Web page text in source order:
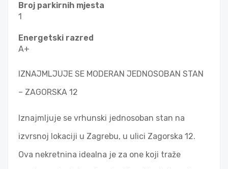
Broj parkirnih mjesta
1
Energetski razred
A+
IZNAJMLJUJE SE MODERAN JEDNOSOBAN STAN
– ZAGORSKA 12
Iznajmljuje se vrhunski jednosoban stan na
izvrsnoj lokaciji u Zagrebu, u ulici Zagorska 12.
Ova nekretnina idealna je za one koji traže